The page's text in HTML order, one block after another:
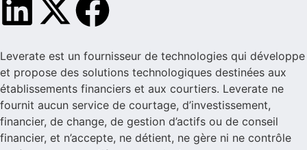
Leverate est un fournisseur de technologies qui développe
et propose des solutions technologiques destinées aux
établissements financiers et aux courtiers. Leverate ne
fournit aucun service de courtage, d’investissement,
financier, de change, de gestion d’actifs ou de conseil
financier, et n’accepte, ne détient, ne gère ni ne contrôle